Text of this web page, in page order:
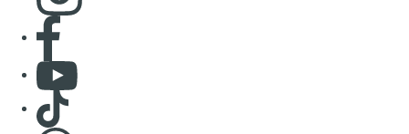
Consulter page Facebook
Consulter Youtube
Consulter TikTok